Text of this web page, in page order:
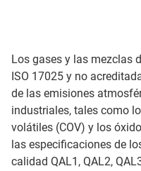
Los gases y las mezclas
ISO 17025 y no
de las emisiones
industriales, tales como
volátiles (COV) y los
las especificaciones de
calidad QAL1, QAL2,